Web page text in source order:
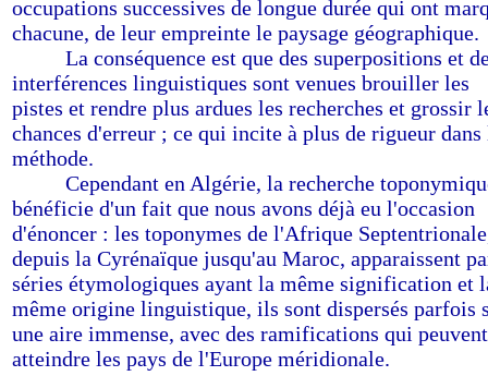
occupations successives de longue durée qui ont
chacune, de leur empreinte le paysage géographique.
La conséquence est que des superpositions et
interférences linguistiques sont venues brouiller les
pistes et rendre plus ardues les recherches et grossir
chances d'erreur ; ce qui incite à plus de rigueur dans
méthode.
Cependant en Algérie, la recherche
bénéficie d'un fait que nous avons déjà eu l'occasion
d'énoncer : les toponymes de l'Afrique
depuis la Cyrénaïque jusqu'au Maroc, apparaissent
séries étymologiques ayant la même signification et
même origine linguistique, ils sont dispersés parfois
une aire immense, avec des ramifications qui peuvent
atteindre les pays de l'Europe méridionale.